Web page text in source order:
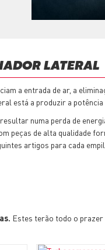
LATERAL
a entrada de ar, a
está a produzir a potência
numa perda de
peças de alta qualidade
artigos para cada
Estes terão todo o prazer